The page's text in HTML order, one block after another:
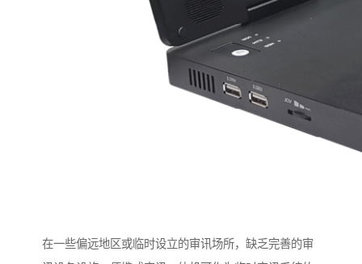
在一些偏远地区或临时设立的审讯场所，缺乏完善的审